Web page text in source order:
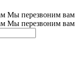
Мы перезвоним вам
Мы перезвоним вам